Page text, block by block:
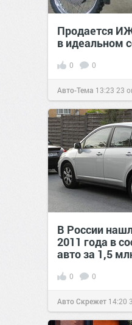
Продается
в идеальном
0 0
Авто-Тема 13:23 23
В России
2011 года в
авто за 1,5
0 0
Авто Скрежет 14:20